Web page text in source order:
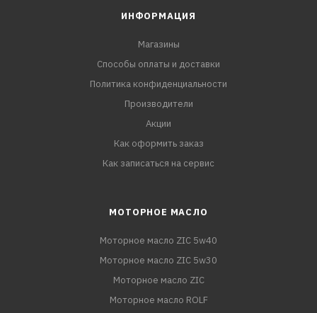
ИНФОРМАЦИЯ
Магазины
Способы оплаты и доставки
Политика конфиденциальности
Производители
Акции
Как оформить заказ
Как записаться на сервис
МОТОРНОЕ МАСЛО
Моторное масло ZIC 5w40
Моторное масло ZIC 5w30
Моторное масло ZIC
Моторное масло ROLF